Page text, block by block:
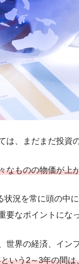
は、まだまだ投資
なものの物価が上
状況を常に頭の中に
要なポイントにな
世界の経済、イン
いう2～3年の間